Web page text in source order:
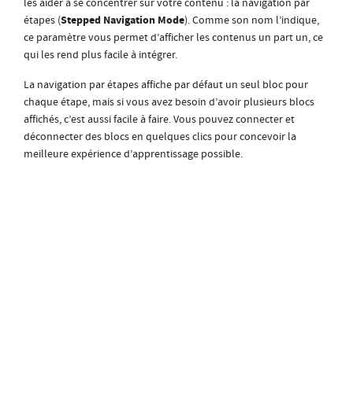
étapes (Stepped Navigation Mode). Comme son nom l’indique,
ce paramètre vous permet d’afficher les contenus un part un, ce
qui les rend plus facile à intégrer.
La navigation par étapes affiche par défaut un seul bloc pour
chaque étape, mais si vous avez besoin d’avoir plusieurs blocs
affichés, c’est aussi facile à faire. Vous pouvez connecter et
déconnecter des blocs en quelques clics pour concevoir la
meilleure expérience d’apprentissage possible.